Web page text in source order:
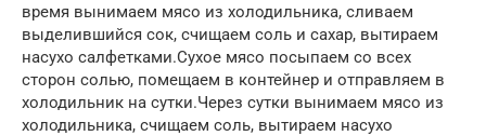
время вынимаем мясо из холодильника, сливаем
выделившийся сок, счищаем соль и сахар, вытираем
насухо салфетками.Сухое мясо посыпаем со всех
сторон солью, помещаем в контейнер и отправляем в
холодильник на сутки.Через сутки вынимаем мясо из
холодильника, счищаем соль, вытираем насухо